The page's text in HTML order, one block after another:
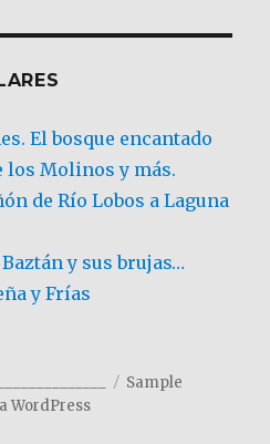
El bosque encantado
los Molinos y más.
de Río Lobos a Laguna
y sus brujas…
y Frías
Sample
WordPress